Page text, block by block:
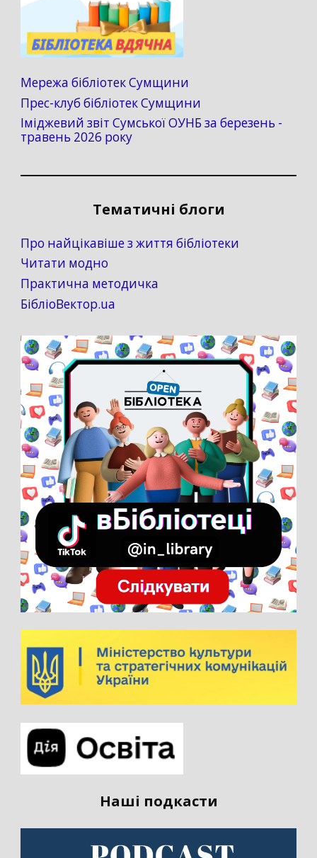
Мережа бібліотек Сумщини
Прес-клуб бібліотек Сумщини
Іміджевий звіт Сумської ОУНБ за березень -
травень 2026 року
Тематичні блоги
Про найцікавіше з життя бібліотеки
Читати модно
Практична методичка
БібліоВектор.ua
Наші подкасти